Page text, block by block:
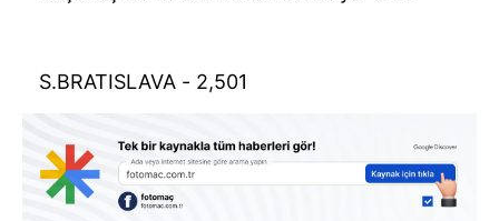
S.BRATISLAVA - 2,501